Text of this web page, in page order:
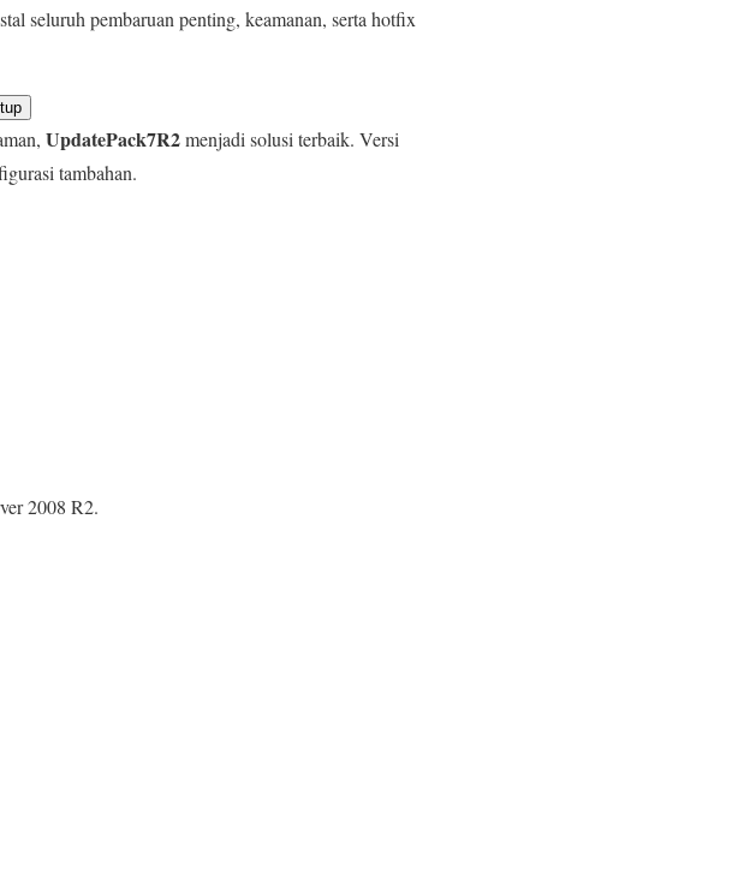
seluruh pembaruan penting, keamanan, serta hotfix
UpdatePack7R2menjadi solusi terbaik. Versi
tambahan.
2008 R2.